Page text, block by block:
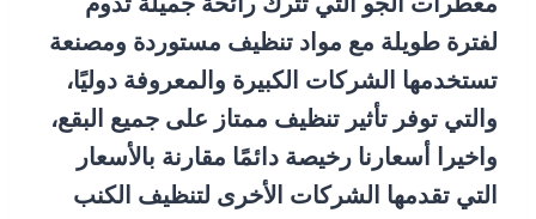
لفترة طويلة مع مواد تنظيف مستوردة ومصنعة
تستخدمها الشركات الكبيرة والمعروفة دوليًا،
والتي توفر تأثير تنظيف ممتاز على جميع البقع،
واخيرا أسعارنا رخيصة دائمًا مقارنة بالأسعار
التي تقدمها الشركات الأخرى لتنظيف الكنب